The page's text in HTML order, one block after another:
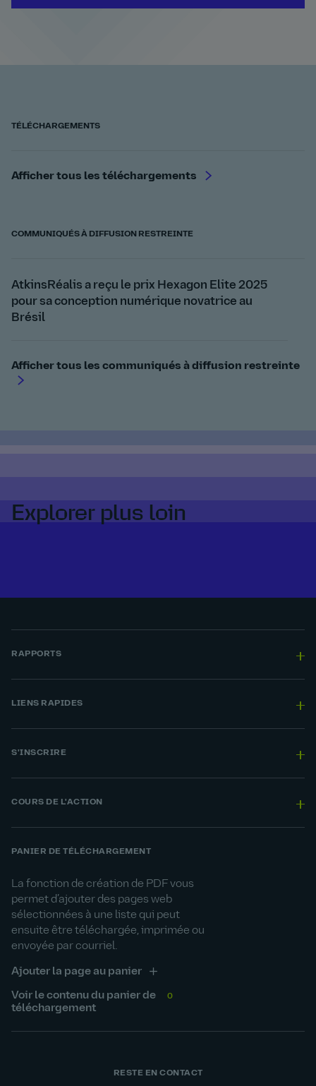
TÉLÉCHARGEMENTS
Afficher tous les téléchargements
COMMUNIQUÉS À DIFFUSION RESTREINTE
AtkinsRéalis a reçu le prix Hexagon Elite 2025
pour sa conception numérique novatrice au
Brésil
Afficher tous les communiqués à diffusion restreinte
Explorer plus loin
RAPPORTS
LIENS RAPIDES
S'INSCRIRE
COURS DE L'ACTION
PANIER DE TÉLÉCHARGEMENT
La fonction de création de PDF vous
permet d’ajouter des pages web
sélectionnées à une liste qui peut
ensuite être téléchargée, imprimée ou
envoyée par courriel.
Ajouter la page au panier
Voir le contenu du panier de
téléchargement
0
RESTE EN CONTACT